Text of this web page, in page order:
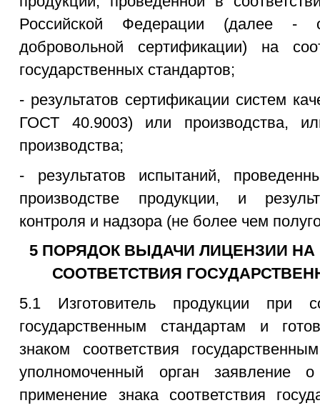
Российской Федерации (далее -
добровольной сертификации) на
государственных стандартов;
- результатов сертификации систем
ГОСТ 40.9003) или производства,
производства;
- результатов испытаний,
производстве продукции, и
контроля и надзора (не более чем
5 ПОРЯДОК ВЫДАЧИ ЛИЦЕНЗИИ
СООТВЕТСТВИЯ
5.1 Изготовитель продукции при
государственным стандартам и
знаком соответствия
уполномоченный орган заявление
применение знака соответствия